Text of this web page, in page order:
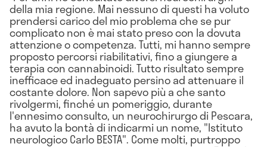
della mia regione. Mai nessuno di questi ha voluto
prendersi carico del mio problema che se pur
complicato non è mai stato preso con la dovuta
attenzione o competenza. Tutti, mi hanno sempre
proposto percorsi riabilitativi, fino a giungere a
terapia con cannabinoidi. Tutto risultato sempre
inefficace ed inadeguato persino ad attenuare il
costante dolore. Non sapevo più a che santo
rivolgermi, finché un pomeriggio, durante
l'ennesimo consulto, un neurochirurgo di Pescara,
ha avuto la bontà di indicarmi un nome, "Istituto
neurologico Carlo BESTA". Come molti, purtroppo